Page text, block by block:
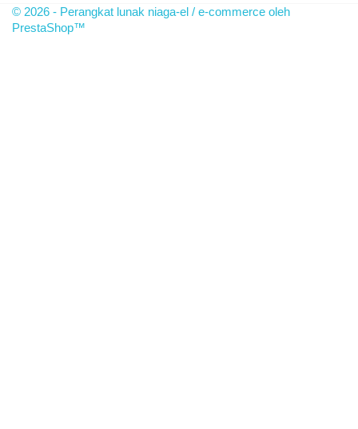
© 2026 - Perangkat lunak niaga-el / e-commerce oleh
PrestaShop™